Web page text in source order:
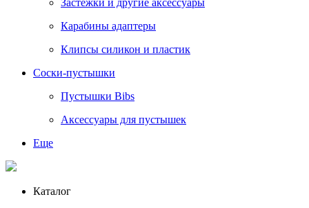
Застежки и другие аксессуары
Карабины адаптеры
Клипсы силикон и пластик
Соски-пустышки
Пустышки Bibs
Аксессуары для пустышек
Еще
Каталог